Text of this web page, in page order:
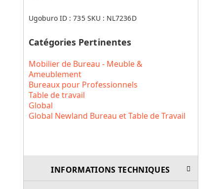
Ugoburo ID :735 SKU : NL7236D
Catégories Pertinentes
Mobilier de Bureau - Meuble &
Ameublement
Bureaux pour Professionnels
Table de travail
Global
Global Newland Bureau et Table de Travail
INFORMATIONS TECHNIQUES